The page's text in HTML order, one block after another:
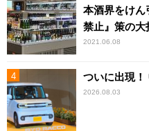
本酒界をけん
禁止』策の大
2021.06.08
ついに出現！
2026.08.03